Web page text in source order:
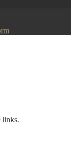
links.